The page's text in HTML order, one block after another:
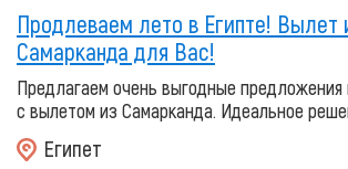
Продлеваем лето в Египте! Вылет
Самарканда для Вас!
Предлагаем очень выгодные
с вылетом из Самарканда. Идеальное
Египет